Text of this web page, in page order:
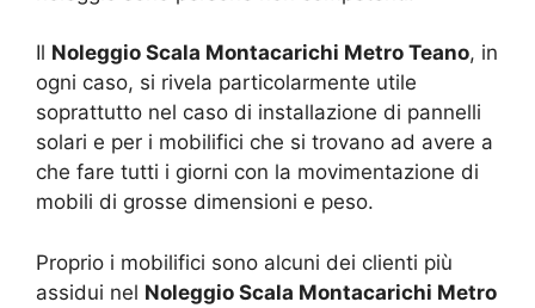
Il Noleggio Scala Montacarichi Metro Teano, in
ogni caso, si rivela particolarmente utile
soprattutto nel caso di installazione di pannelli
solari e per i mobilifici che si trovano ad avere a
che fare tutti i giorni con la movimentazione di
mobili di grosse dimensioni e peso.
Proprio i mobilifici sono alcuni dei clienti più
assidui nel Noleggio Scala Montacarichi Metro